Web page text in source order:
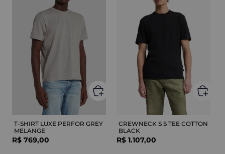
T-SHIRT LUXE PERFOR GREY
MELANGE
R$ 769,00
CREWNECK S S TEE COTTON
BLACK
R$ 1.107,00